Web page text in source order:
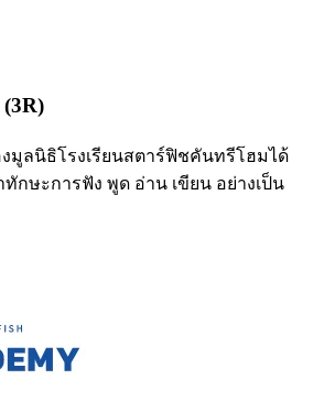
มูลนิธิโรงเรียนสตาร์ฟิชคันทรีโฮมได้
กษะการฟัง พูด อ่าน เขียน อย่างเป็น